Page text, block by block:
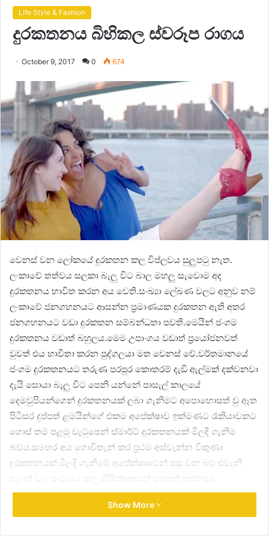
Life Style & Fashion
දුරකතනය බිහිකල ස්වරූප රාගය
October 9, 2017 0 674
වෙනස් වන ලෝකයේ දුරකතන කල විප්ලවය සුලුපටු නැත.
ලංකාවේ තත්වය සලකා බැලු විට බාල මහලු සැවොම අද
දුරකතනය භාවිත කරන අය වෙති.සංඛ්‍යා ලේඛණ වලට අනුව නම්
ලංකාවේ ජනගහනයට ආසන්න ප්‍රමාණයක දුරකතන ඇති අතර
ජනගහනයට වඩා දුරකතන සම්බන්ධතා පවති.මෙයින් ජංගම
දුරකතනය වඩාත් බහුලය.මෙම උපාංගය වඩාත් ප්‍රයෝජනවත්
වුවත් එය භාවිතා කරන පුද්ගලයා මත වෙනස් වේ.වර්තමානයේ
ජංගම දුරකතනයට තරුණ පරපුර කොතරම් දැඩි ඇල්මක් දක්වනවා
දැයි සොයා බැලු විට පෙනි යන්නේ පාසැල් කාලයේ
දෙමවුපියන්ගෙන් දුරකතනයක් ලබා ගැනිමට අපොහොසත් වු ඈත
පිටිසර දුප්පත් ළමයින්ගේ එකම අපේක්ෂාව ඉක්මණට රැකියාවකට
ගොස් තම පළමු වැටුපෙන් ස්මාර්ට් දුරකතනයක් මිලදි ගැනිම
බවය.සමහර අය ගොවිතැන් කර ප්‍රථම අස්වැන්න විකුණා
දුරකතනයක් මිලදි ගැනිමේ අපේක්ෂාවෙන් පසු වන බව එවැනි
පළාත් වල සංචාරය කල නිරික්ෂකයන් සදහන් කරනවා.
මෙම ස්මාර්ට් දුරකතන වල ඉදිරිපස ඇති නවින කැමරාව මගින්
Show More